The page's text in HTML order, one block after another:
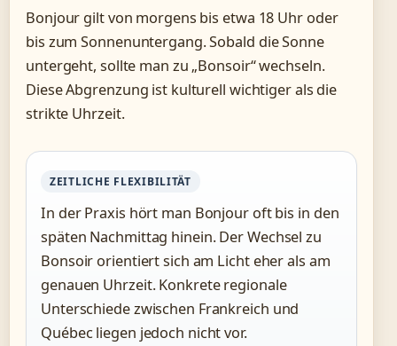
Bonjour gilt von morgens bis etwa 18 Uhr oder
bis zum Sonnenuntergang. Sobald die Sonne
untergeht, sollte man zu „Bonsoir“ wechseln.
Diese Abgrenzung ist kulturell wichtiger als die
strikte Uhrzeit.
ZEITLICHE FLEXIBILITÄT
In der Praxis hört man Bonjour oft bis in den
späten Nachmittag hinein. Der Wechsel zu
Bonsoir orientiert sich am Licht eher als am
genauen Uhrzeit. Konkrete regionale
Unterschiede zwischen Frankreich und
Québec liegen jedoch nicht vor.